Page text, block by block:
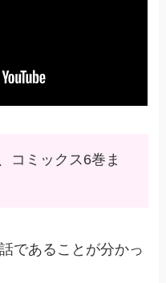
コミックス6巻ま
であることが分かっ